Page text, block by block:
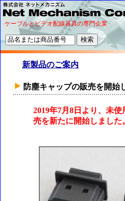
ケーブルとビデオ配線器具の専門企業
新製品のご案内
防塵キャップの販売を開始
2019年7月8日より、未
売を新たに開始しました